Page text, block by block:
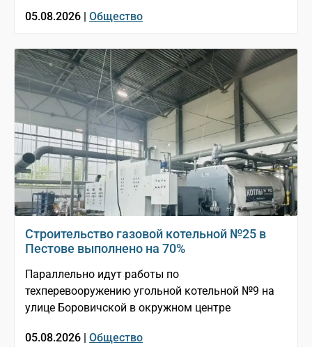
05.08.2026 | Общество
Строительство газовой котельной №25 в
Пестове выполнено на 70%
Параллельно идут работы по
техперевооружению угольной котельной №9 на
улице Боровичской в окружном центре
05.08.2026 | Общество